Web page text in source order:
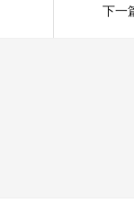
下一